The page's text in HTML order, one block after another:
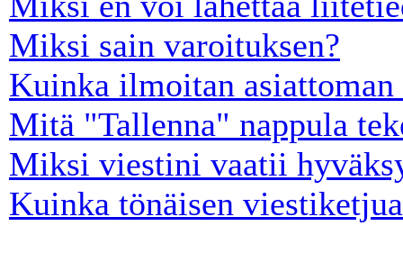
Miksi sain varoituksen?
Kuinka ilmoitan
Mitä "Tallenna" nappula
Miksi viestini vaatii
Kuinka tönäisen